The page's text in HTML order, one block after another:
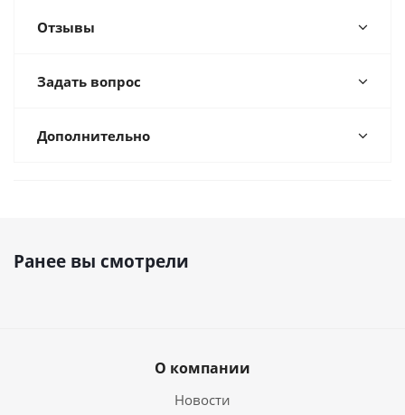
Отзывы
Задать вопрос
Дополнительно
Ранее вы смотрели
О компании
Новости